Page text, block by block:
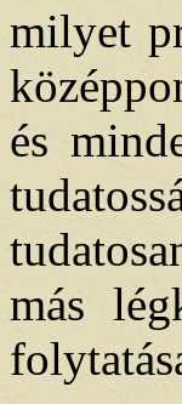
milyet
és
más